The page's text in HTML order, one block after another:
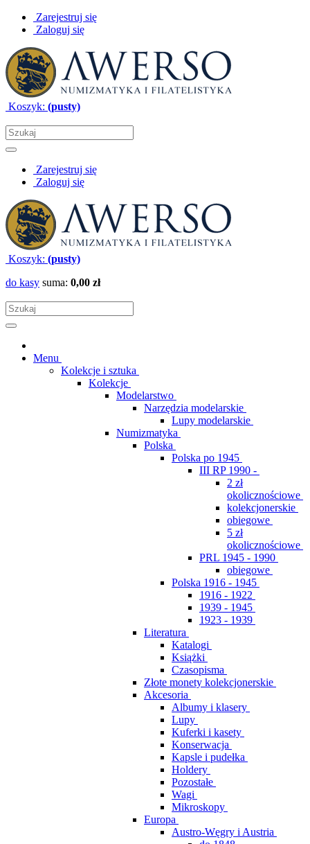
Zarejestruj się
Zaloguj się
Koszyk: (pusty)
Zarejestruj się
Zaloguj się
Koszyk: (pusty)
do kasy suma: 0,00 zł
Menu
Kolekcje i sztuka
Kolekcje
Modelarstwo
Narzędzia modelarskie
Lupy modelarskie
Numizmatyka
Polska
Polska po 1945
III RP 1990 -
2 zł
okolicznościowe
kolekcjonerskie
obiegowe
5 zł
okolicznościowe
PRL 1945 - 1990
obiegowe
Polska 1916 - 1945
1916 - 1922
1939 - 1945
1923 - 1939
Literatura
Katalogi
Książki
Czasopisma
Złote monety kolekcjonerskie
Akcesoria
Albumy i klasery
Lupy
Kuferki i kasety
Konserwacja
Kapsle i pudełka
Holdery
Pozostałe
Wagi
Mikroskopy
Europa
Austro-Węgry i Austria